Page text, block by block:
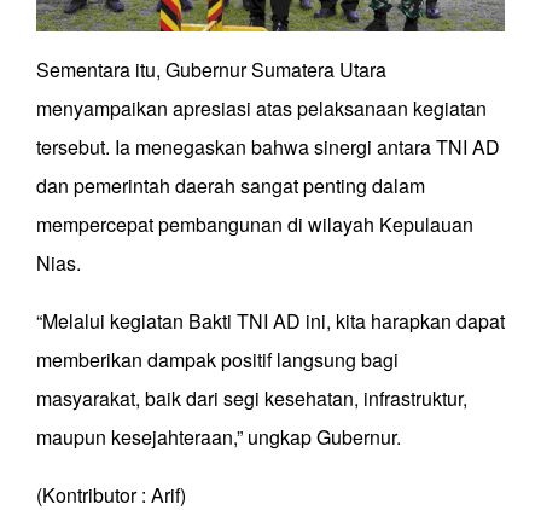
Sementara itu, Gubernur Sumatera Utara
menyampaikan apresiasi atas pelaksanaan kegiatan
tersebut. Ia menegaskan bahwa sinergi antara TNI AD
dan pemerintah daerah sangat penting dalam
mempercepat pembangunan di wilayah Kepulauan
Nias.
“Melalui kegiatan Bakti TNI AD ini, kita harapkan dapat
memberikan dampak positif langsung bagi
masyarakat, baik dari segi kesehatan, infrastruktur,
maupun kesejahteraan,” ungkap Gubernur.
(Kontributor : Arif)